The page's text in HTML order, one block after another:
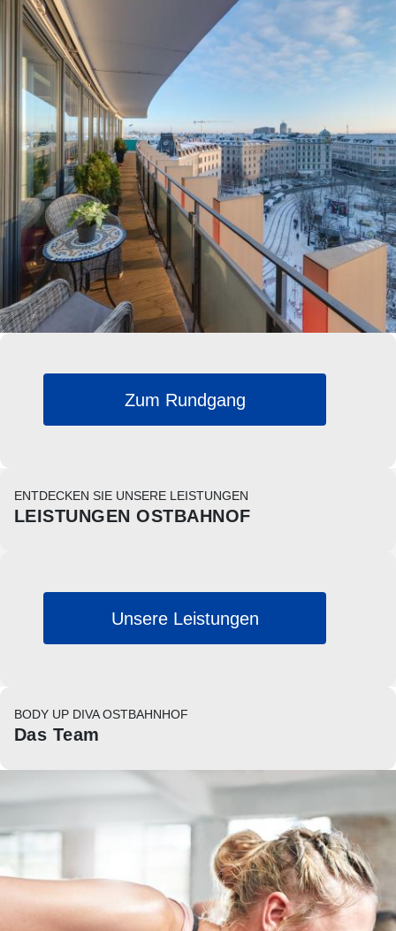
Zum Rundgang
ENTDECKEN SIE UNSERE LEISTUNGEN
LEISTUNGEN OSTBAHNOF
Unsere Leistungen
BODY UP DIVA OSTBAHNHOF
Das Team